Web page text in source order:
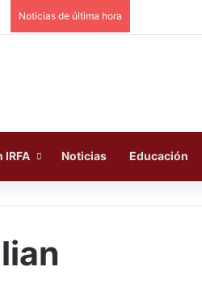
Noticias de última hora
IRFA Noticias Educación